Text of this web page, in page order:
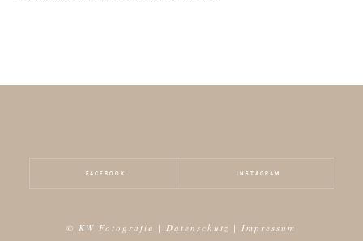
FACEBOOK INSTAGRAM
© KW Fotografie |Datenschutz |Impressum